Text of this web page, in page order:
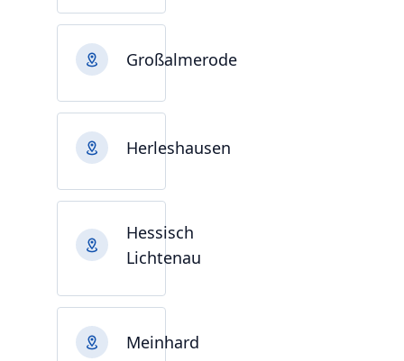
Großalmerode
Herleshausen
Hessisch
Lichtenau
Meinhard